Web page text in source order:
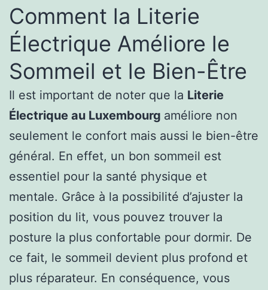
Comment la Literie
Électrique Améliore le
Sommeil et le Bien-Être
Il est important de noter que la Literie
Électrique au Luxembourg améliore non
seulement le confort mais aussi le bien-être
général. En effet, un bon sommeil est
essentiel pour la santé physique et
mentale. Grâce à la possibilité d’ajuster la
position du lit, vous pouvez trouver la
posture la plus confortable pour dormir. De
ce fait, le sommeil devient plus profond et
plus réparateur. En conséquence, vous